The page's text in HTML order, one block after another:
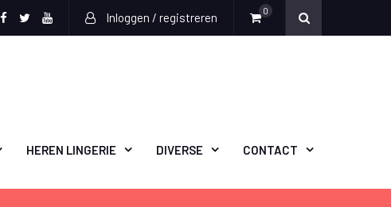
Inloggen / registreren 0
HEREN LINGERIE DIVERSE CONTACT